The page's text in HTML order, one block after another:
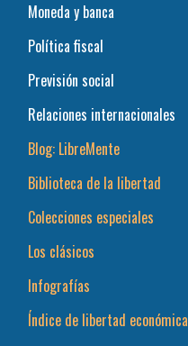
Moneda y banca
Política fiscal
Previsión social
Relaciones internacionales
Blog: LibreMente
Biblioteca de la libertad
Colecciones especiales
Los clásicos
Infografías
Índice de libertad económica